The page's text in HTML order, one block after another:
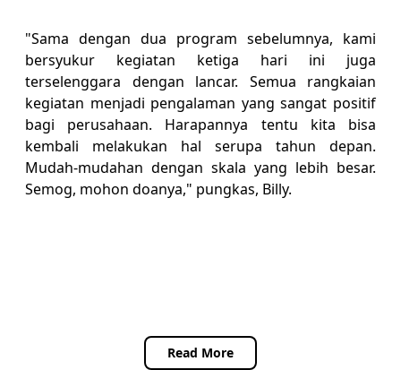
"Sama dengan dua program sebelumnya, kami
bersyukur kegiatan ketiga hari ini juga
terselenggara dengan lancar. Semua rangkaian
kegiatan menjadi pengalaman yang sangat positif
bagi perusahaan. Harapannya tentu kita bisa
kembali melakukan hal serupa tahun depan.
Mudah-mudahan dengan skala yang lebih besar.
Semog, mohon doanya," pungkas, Billy.
Read More